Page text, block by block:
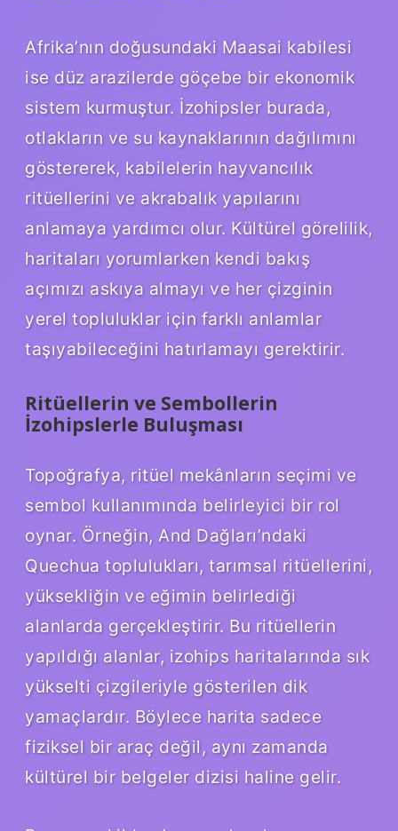
Afrika’nın doğusundaki Maasai kabilesi
ise düz arazilerde göçebe bir ekonomik
sistem kurmuştur. İzohipsler burada,
otlakların ve su kaynaklarının dağılımını
göstererek, kabilelerin hayvancılık
ritüellerini ve akrabalık yapılarını
anlamaya yardımcı olur. Kültürel görelilik,
haritaları yorumlarken kendi bakış
açımızı askıya almayı ve her çizginin
yerel topluluklar için farklı anlamlar
taşıyabileceğini hatırlamayı gerektirir.
Ritüellerin ve Sembollerin
İzohipslerle Buluşması
Topoğrafya, ritüel mekânların seçimi ve
sembol kullanımında belirleyici bir rol
oynar. Örneğin, And Dağları’ndaki
Quechua toplulukları, tarımsal ritüellerini,
yüksekliğin ve eğimin belirlediği
alanlarda gerçekleştirir. Bu ritüellerin
yapıldığı alanlar, izohips haritalarında sık
yükselti çizgileriyle gösterilen dik
yamaçlardır. Böylece harita sadece
fiziksel bir araç değil, aynı zamanda
kültürel bir belgeler dizisi haline gelir.